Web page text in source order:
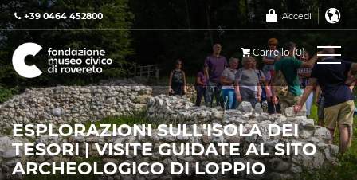
+39 0464 452800 Accedi
Carrello (0)
ESPLORAZIONI SULL'ISOLA DEI
TESORI | VISITE GUIDATE AL SITO
ARCHEOLOGICO DI LOPPIO